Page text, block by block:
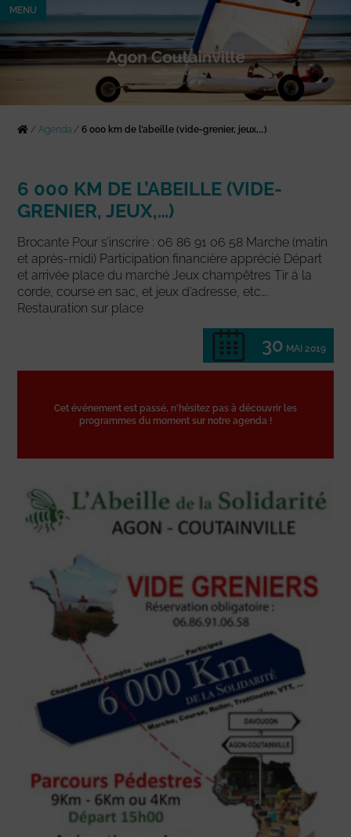
MENU
/Agenda /6 000 km de l’abeille (vide-grenier, jeux,…)
6 000 KM DE L’ABEILLE (VIDE-
GRENIER, JEUX,…)
Brocante Pour s’inscrire : 06 86 91 06 58 Marche (matin
et après-midi) Participation financière apprécié Départ
et arrivée place du marché Jeux champêtres Tir à la
corde, course en sac, et jeux d’adresse, etc….
Restauration sur place
30 MAI 2019
Cet événement est passé, n'hésitez pas à découvrir les
programmes du moment sur notre agenda !